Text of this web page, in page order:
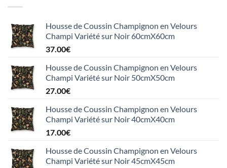
Housse de Coussin Champignon en Velours
Champi Variété sur Noir 60cmX60cm
37.00€
Housse de Coussin Champignon en Velours
Champi Variété sur Noir 50cmX50cm
27.00€
Housse de Coussin Champignon en Velours
Champi Variété sur Noir 40cmX40cm
17.00€
Housse de Coussin Champignon en Velours
Champi Variété sur Noir 45cmX45cm